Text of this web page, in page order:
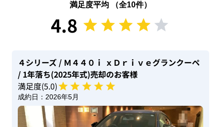
満足度平均 （全10件）
4.8
４シリーズ / Ｍ４４０ｉ ｘＤｒｉｖｅグランクーペ
/ 1年落ち(2025年式)売却のお客様
満足度(5.0)
成約日： 2026年5月